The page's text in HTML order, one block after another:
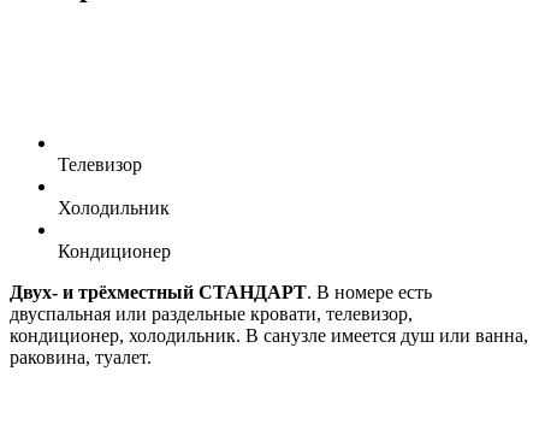
Телевизор
Холодильник
Кондиционер
Двух- и трёхместный СТАНДАРТ. В номере есть
двуспальная или раздельные кровати, телевизор,
кондиционер, холодильник. В санузле имеется душ или ванна,
раковина, туалет.